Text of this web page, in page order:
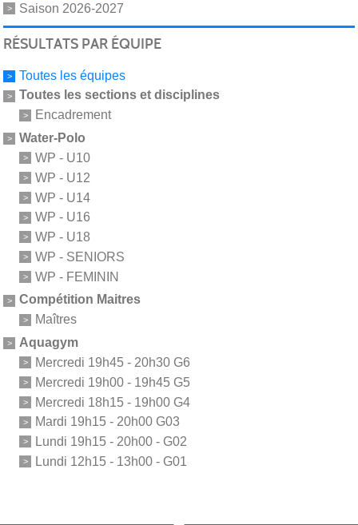
Saison 2026-2027
RÉSULTATS PAR ÉQUIPE
Toutes les équipes
Toutes les sections et disciplines
Encadrement
Water-Polo
WP - U10
WP - U12
WP - U14
WP - U16
WP - U18
WP - SENIORS
WP - FEMININ
Compétition Maitres
Maîtres
Aquagym
Mercredi 19h45 - 20h30 G6
Mercredi 19h00 - 19h45 G5
Mercredi 18h15 - 19h00 G4
Mardi 19h15 - 20h00 G03
Lundi 19h15 - 20h00 - G02
Lundi 12h15 - 13h00 - G01